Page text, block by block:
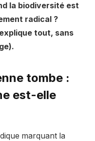
la biodiversité est
radical ?
tout, sans
tombe :
est-elle
marquant la